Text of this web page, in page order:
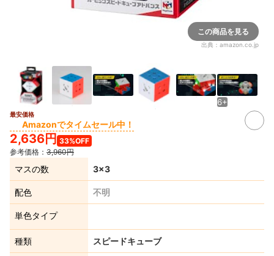
この商品を見る
出典： amazon.co.jp
6+
最安価格
Amazonでタイムセール中！
2,636円 33%OFF
参考価格： 3,960円
マスの数 3×3
配色 不明
単色タイプ
種類 スピードキューブ